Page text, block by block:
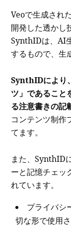
Veoで生成され
開発した透かし
SynthIDは、AI
するもので、生
SynthIDにより
ツ」であること
る注意書きの記
コンテンツ制作
てます。
また、SynthID
ーと記憶チェッ
れています。
プライバシ
切な形で使用